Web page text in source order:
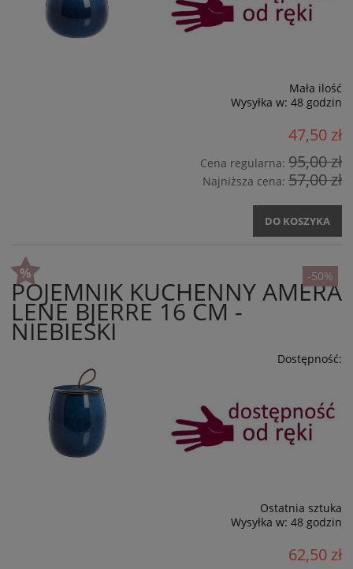
Mała ilość
Wysyłka w: 48 godzin
47,50 zł
Cena regularna: 95,00 zł
Najniższa cena: 57,00 zł
DO KOSZYKA
POJEMNIK KUCHENNY AMERA
LENE BJERRE 16 CM -
NIEBIESKI
Dostępność:
Ostatnia sztuka
Wysyłka w: 48 godzin
62,50 zł
-50%